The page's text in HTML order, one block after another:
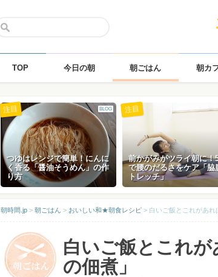
TOP 今日の朝 朝ごはん 朝カ
BLOG
つゆはレンジで簡単！にんに
く香る「醤油そうめん」の作
り方
注目
前かがみがツライ朝に！
で腰のだるさをケア「脇
トレッチ」
注目
朝時間.jp > 朝ごはん > おいしい和★朝食レシピ > 白いご飯とこれがあれ
白いご飯とこれ
の佃煮」